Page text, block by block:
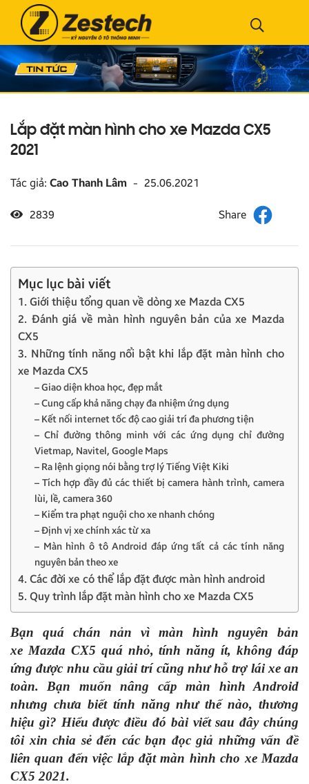
Lắp đặt màn hình cho xe Mazda CX5
2021
Tác giả: Cao Thanh Lâm - 25.06.2021
2839
Mục lục bài viết
1. Giới thiệu tổng quan về dòng xe Mazda CX5
2. Đánh giá về màn hình nguyên bản của xe Mazda
CX5
3. Những tính năng nổi bật khi lắp đặt màn hình cho
xe Mazda CX5
– Giao diện khoa học, đẹp mắt
– Cung cấp khả năng chạy đa nhiệm ứng dụng
– Kết nối internet tốc độ cao giải trí đa phương tiện
– Chỉ đường thông minh với các ứng dụng chỉ đường
Vietmap, Navitel, Google Maps
– Ra lệnh giọng nói bằng trợ lý Tiếng Việt Kiki
– Tích hợp đầy đủ các thiết bị camera hành trình, camera
lùi, lề, camera 360
– Kiểm tra phạt nguội cho xe nhanh chóng
– Định vị xe chính xác từ xa
– Màn hình ô tô Android đáp ứng tất cả các tính năng
nguyên bản theo xe
4. Các đời xe có thể lắp đặt được màn hình android
5. Quy trình lắp đặt màn hình cho xe Mazda CX5
Bạn quá chán nản vì màn hình nguyên bản
xe Mazda CX5 quá nhỏ, tính năng ít, không đáp
ứng được nhu cầu giải trí cũng như hỗ trợ lái xe an
toàn. Bạn muốn nâng cấp màn hình Android
nhưng chưa biết tính năng như thế nào, thương
hiệu gì? Hiểu được điều đó bài viết sau đây chúng
tôi xin chia sẻ đến các bạn đọc giả những vấn đề
liên quan đến việc lắp đặt màn hình cho xe Mazda
CX5 2021.